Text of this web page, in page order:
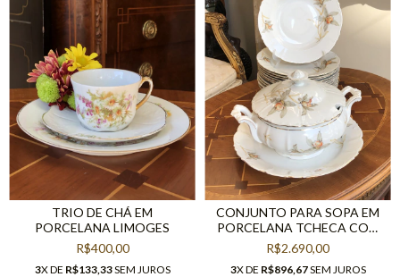
TRIO DE CHÁ EM
PORCELANA LIMOGES
R$400,00
3X DE R$133,33SEM JUROS
CONJUNTO PARA SOPA EM
PORCELANA TCHECA COM
14 PEÇAS
R$2.690,00
3X DE R$896,67SEM JUROS